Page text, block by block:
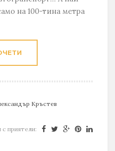
на 100-тина метра
Кръстев
приятели: